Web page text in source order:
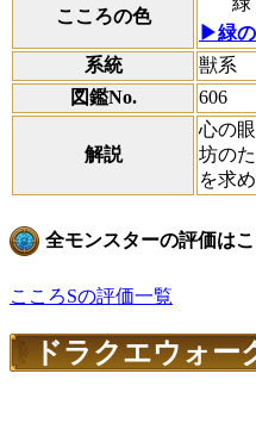
こころの色
▶緑
系統
獣系
図鑑No.
606
解説
心の
坊の
を求
全モンスターの評価はこ
こころSの評価一覧
ドラクエウォー